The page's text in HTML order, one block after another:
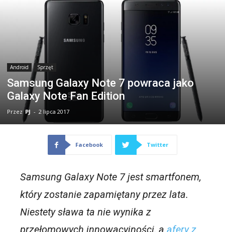
Android Sprzęt
Samsung Galaxy Note 7 powraca jako
Galaxy Note Fan Edition
Przez PJ - 2 lipca 2017
Facebook Twitter
Samsung Galaxy Note 7 jest smartfonem,
który zostanie zapamiętany przez lata.
Niestety sława ta nie wynika z